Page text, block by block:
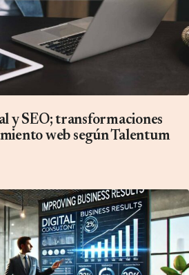
y SEO; transformaciones
web según Talentum